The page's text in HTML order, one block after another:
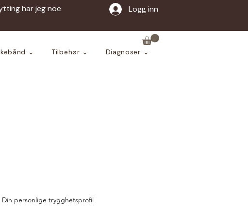
har jeg noe
Logg inn
⌄ Tilbehør ⌄ Diagnoser ⌄
personlige trygghetsprofil